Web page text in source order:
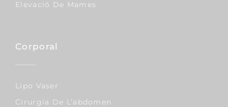
Elevació De Mames
Corporal
Lipo Vaser
Cirurgia De L’abdomen